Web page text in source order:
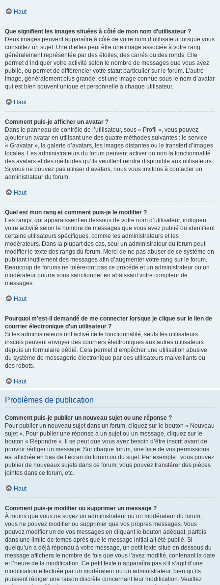
Haut
Que signifient les images situées à côté de mon nom d’utilisateur ?
Deux images peuvent apparaître à côté de votre nom d’utilisateur lorsque vous
consultez un sujet. Une d’elles peut être une image associée à votre rang,
généralement représentée par des étoiles, des carrés ou des ronds. Elle
permet d’indiquer votre activité selon le nombre de messages que vous avez
publié, ou permet de différencier votre statut particulier sur le forum. L’autre
image, généralement plus grande, est une image connue sous le nom d’avatar
qui est bien souvent unique et personnelle à chaque utilisateur.
Haut
Comment puis-je afficher un avatar ?
Dans le panneau de contrôle de l’utilisateur, sous « Profil », vous pouvez
ajouter un avatar en utilisant une des quatre méthodes suivantes : le service
« Gravatar », la galerie d’avatars, les images distantes ou le transfert d’images
locales. Les administrateurs du forum peuvent activer ou non la fonctionnalité
des avatars et des méthodes qu’ils veuillent rendre disponible aux utilisateurs.
Si vous ne pouvez pas utiliser d’avatars, nous vous invitons à contacter un
administrateur du forum.
Haut
Quel est mon rang et comment puis-je le modifier ?
Les rangs, qui apparaissent en dessous de votre nom d’utilisateur, indiquent
votre activité selon le nombre de messages que vous avez publié ou identifient
certains utilisateurs spécifiques, comme les administrateurs et les
modérateurs. Dans la plupart des cas, seul un administrateur du forum peut
modifier le texte des rangs du forum. Merci de ne pas abuser de ce système en
publiant inutilement des messages afin d’augmenter votre rang sur le forum.
Beaucoup de forums ne toléreront pas ce procédé et un administrateur ou un
modérateur pourra vous sanctionner en abaissant votre compteur de
messages.
Haut
Pourquoi m’est-il demandé de me connecter lorsque je clique sur le lien de
courrier électronique d’un utilisateur ?
Si les administrateurs ont activé cette fonctionnalité, seuls les utilisateurs
inscrits peuvent envoyer des courriers électroniques aux autres utilisateurs
depuis un formulaire dédié. Cela permet d’empêcher une utilisation abusive
du système de messagerie électronique par des utilisateurs malveillants ou
des robots.
Haut
Problèmes de publication
Comment puis-je publier un nouveau sujet ou une réponse ?
Pour publier un nouveau sujet dans un forum, cliquez sur le bouton « Nouveau
sujet ». Pour publier une réponse à un sujet ou un message, cliquez sur le
bouton « Répondre ». Il se peut que vous ayez besoin d’être inscrit avant de
pouvoir rédiger un message. Sur chaque forum, une liste de vos permissions
est affichée en bas de l’écran du forum ou du sujet. Par exemple : vous pouvez
publier de nouveaux sujets dans ce forum, vous pouvez transférer des pièces
jointes dans ce forum, etc.
Haut
Comment puis-je modifier ou supprimer un message ?
À moins que vous ne soyez un administrateur ou un modérateur du forum,
vous ne pouvez modifier ou supprimer que vos propres messages. Vous
pouvez modifier un de vos messages en cliquant le bouton adéquat, parfois
dans une limite de temps après que le message initial ait été publié. Si
quelqu’un a déjà répondu à votre message, un petit texte situé en dessous du
message affichera le nombre de fois que vous l’avez modifié, contenant la date
et l’heure de la modification. Ce petit texte n’apparaîtra pas s’il s’agit d’une
modification effectuée par un modérateur ou un administrateur, bien qu’ils
puissent rédiger une raison discrète concernant leur modification. Veuillez